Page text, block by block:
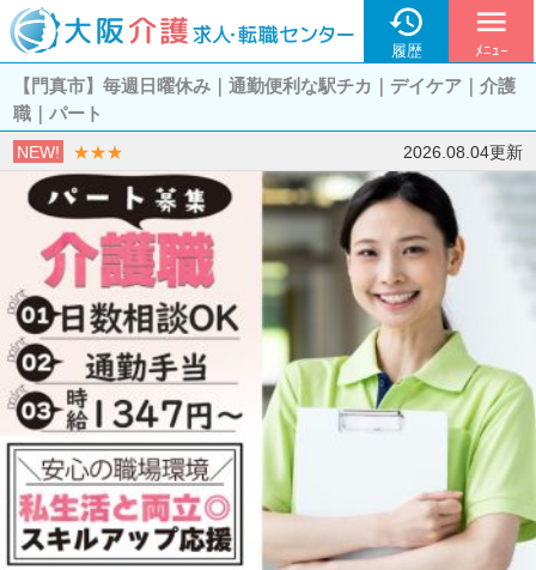

履歴
menu
ﾒﾆｭｰ
【門真市】毎週日曜休み｜通勤便利な駅チカ｜デイケア｜介護
職｜パート
NEW! ★★★ 2026.08.04更新